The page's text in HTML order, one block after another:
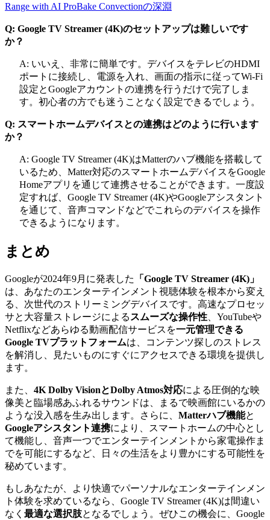
Range with AI ProBake Convectionの深淵
Q: Google TV Streamer (4K)のセットアップは難しいです
か？
A: いいえ、非常に簡単です。デバイスをテレビのHDMI
ポートに接続し、電源を入れ、画面の指示に従ってWi-Fi
設定とGoogleアカウントの連携を行うだけで完了しま
す。初心者の方でも迷うことなく設定できるでしょう。
Q: スマートホームデバイスとの連携はどのように行います
か？
A: Google TV Streamer (4K)はMatterのハブ機能を搭載して
いるため、Matter対応のスマートホームデバイスをGoogle
Homeアプリを通じて連携させることができます。一度設
定すれば、Google TV Streamer (4K)やGoogleアシスタント
を通じて、音声コマンドなどでこれらのデバイスを操作
できるようになります。
まとめ
Googleが2024年9月に発表した
「Google TV Streamer (4K)」
は、あなたのエンターテインメント視聴体験を根本から変え
る、次世代のストリーミングデバイスです。高速なプロセッ
サと大容量ストレージによる スムーズな操作性 、YouTubeや
Netflixなどあらゆる動画配信サービスを一元管理できる
Google TVプラットフォームは、コンテンツ探しのストレス
を解消し、見たいものにすぐにアクセスできる環境を提供し
ます。
また、 4K Dolby VisionとDolby Atmos対応による圧倒的な映
像美と臨場感あふれるサウンドは、まるで映画館にいるかの
ような没入感を生み出します。さらに、 Matterハブ機能と
Googleアシスタント連携により、スマートホームの中心とし
て機能し、音声一つでエンターテインメントから家電操作ま
でを可能にするなど、日々の生活をより豊かにする可能性を
秘めています。
もしあなたが、より快適でパーソナルなエンターテインメン
ト体験を求めているなら、Google TV Streamer (4K)は間違い
なく 最適な選択肢となるでしょう。ぜひこの機会に、Google